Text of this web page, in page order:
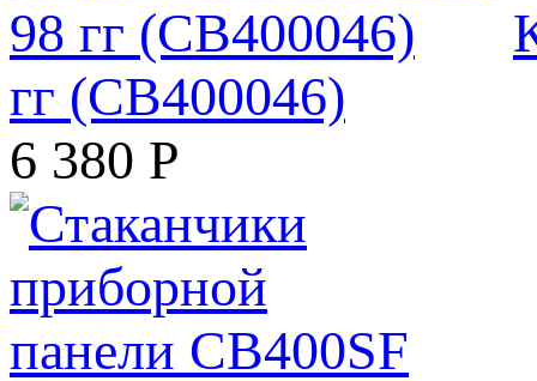
гг (CB400046)
6 380 Р